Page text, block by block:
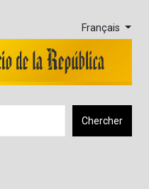
Français
Chercher